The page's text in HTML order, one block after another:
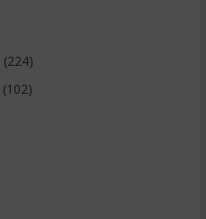
(224)
(102)